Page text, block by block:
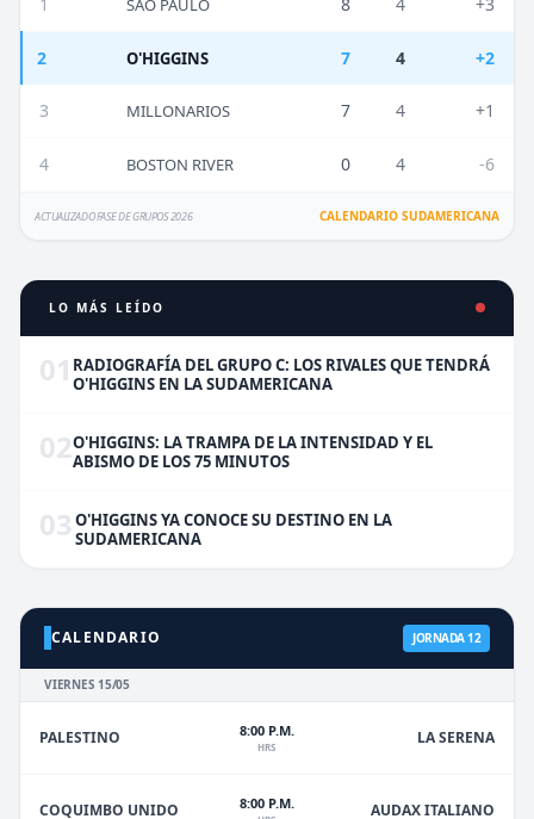
2 O'HIGGINS 7 4 +2
3 MILLONARIOS 7 4 +1
4 BOSTON RIVER 0 4 -6
ACTUALIZADO FASE DE GRUPOS 2026 CALENDARIO SUDAMERICANA
LO MÁS LEÍDO
01 RADIOGRAFÍA DEL GRUPO C: LOS RIVALES QUE TENDRÁ
O'HIGGINS EN LA SUDAMERICANA
02O'HIGGINS: LA TRAMPA DE LA INTENSIDAD Y EL
ABISMO DE LOS 75 MINUTOS
03 O'HIGGINS YA CONOCE SU DESTINO EN LA
SUDAMERICANA
CALENDARIO JORNADA 12
VIERNES 15/05
PALESTINO 8:00 P.M.
HRS LA SERENA
COQUIMBO UNIDO 8:00 P.M. AUDAX ITALIANO